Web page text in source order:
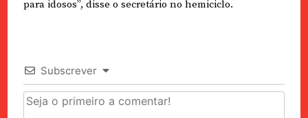
para idosos”, disse o secretário no hemiciclo.
Subscrever